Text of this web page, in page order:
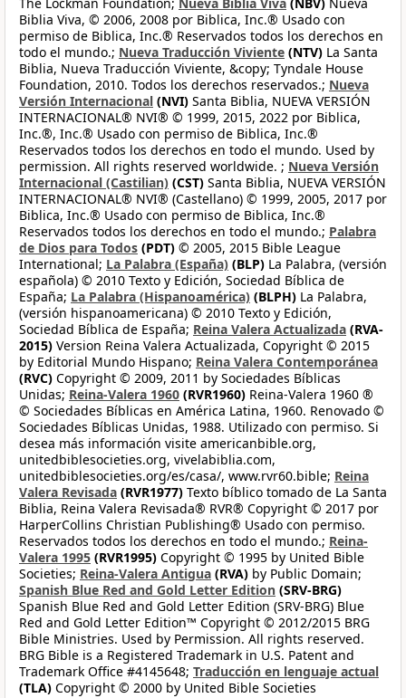
Biblia Viva, © 2006, 2008 por Biblica, Inc.® Usado con
permiso de Biblica, Inc.® Reservados todos los derechos en
todo el mundo.; Nueva Traducción Viviente (NTV) La Santa
Biblia, Nueva Traducción Viviente, &copy; Tyndale House
Foundation, 2010. Todos los derechos reservados.; Nueva
Versión Internacional (NVI) Santa Biblia, NUEVA VERSIÓN
INTERNACIONAL® NVI® © 1999, 2015, 2022 por Biblica,
Inc.®, Inc.® Usado con permiso de Biblica, Inc.®
Reservados todos los derechos en todo el mundo. Used by
permission. All rights reserved worldwide. ; Nueva Versión
Internacional (Castilian) (CST) Santa Biblia, NUEVA VERSIÓN
INTERNACIONAL® NVI® (Castellano) © 1999, 2005, 2017 por
Biblica, Inc.® Usado con permiso de Biblica, Inc.®
Reservados todos los derechos en todo el mundo.; Palabra
de Dios para Todos (PDT) © 2005, 2015 Bible League
International; La Palabra (España) (BLP) La Palabra, (versión
española) © 2010 Texto y Edición, Sociedad Bíblica de
España; La Palabra (Hispanoamérica) (BLPH) La Palabra,
(versión hispanoamericana) © 2010 Texto y Edición,
Sociedad Bíblica de España; Reina Valera Actualizada (RVA-
2015) Version Reina Valera Actualizada, Copyright © 2015
by Editorial Mundo Hispano; Reina Valera Contemporánea
(RVC) Copyright © 2009, 2011 by Sociedades Bíblicas
Unidas; Reina-Valera 1960 (RVR1960) Reina-Valera 1960 ®
© Sociedades Bíblicas en América Latina, 1960. Renovado ©
Sociedades Bíblicas Unidas, 1988. Utilizado con permiso. Si
desea más información visite americanbible.org,
unitedbiblesocieties.org, vivelabiblia.com,
unitedbiblesocieties.org/es/casa/, www.rvr60.bible; Reina
Valera Revisada (RVR1977) Texto bíblico tomado de La Santa
Biblia, Reina Valera Revisada® RVR® Copyright © 2017 por
HarperCollins Christian Publishing® Usado con permiso.
Reservados todos los derechos en todo el mundo.; Reina-
Valera 1995 (RVR1995) Copyright © 1995 by United Bible
Societies; Reina-Valera Antigua (RVA) by Public Domain;
Spanish Blue Red and Gold Letter Edition (SRV-BRG)
Spanish Blue Red and Gold Letter Edition (SRV-BRG) Blue
Red and Gold Letter Edition™ Copyright © 2012/2015 BRG
Bible Ministries. Used by Permission. All rights reserved.
BRG Bible is a Registered Trademark in U.S. Patent and
Trademark Office #4145648; Traducción en lenguaje actual
(TLA) Copyright © 2000 by United Bible Societies